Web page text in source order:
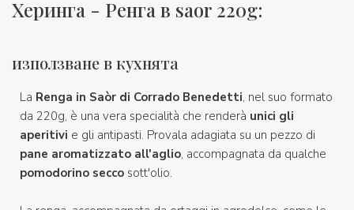
Херинга - Ренга в saor 220g:
използване в кухнята
La Renga in Saòr di Corrado Benedetti, nel suo formato
da 220g, è una vera specialità che renderà unici gli
aperitivi e gli antipasti. Provala adagiata su un pezzo di
pane aromatizzato all'aglio, accompagnata da qualche
pomodorino secco sott'olio.